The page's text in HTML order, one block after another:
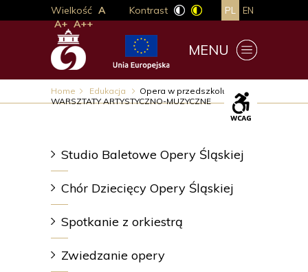
MENU
Wielkość A
A+ A++
Kontrast PL EN
Home Edukacja
Opera w przedszkolu
WARSZTATY ARTYSTYCZNO-MUZYCZNE
Studio Baletowe Opery Śląskiej
Chór Dziecięcy Opery Śląskiej
Spotkanie z orkiestrą
Zwiedzanie opery